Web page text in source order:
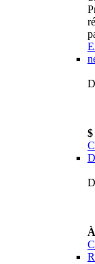
$